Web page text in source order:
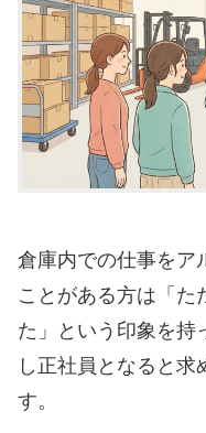
倉庫内での仕事をア
ことがある方は「た
た」という印象を持
し正社員となると求
す。